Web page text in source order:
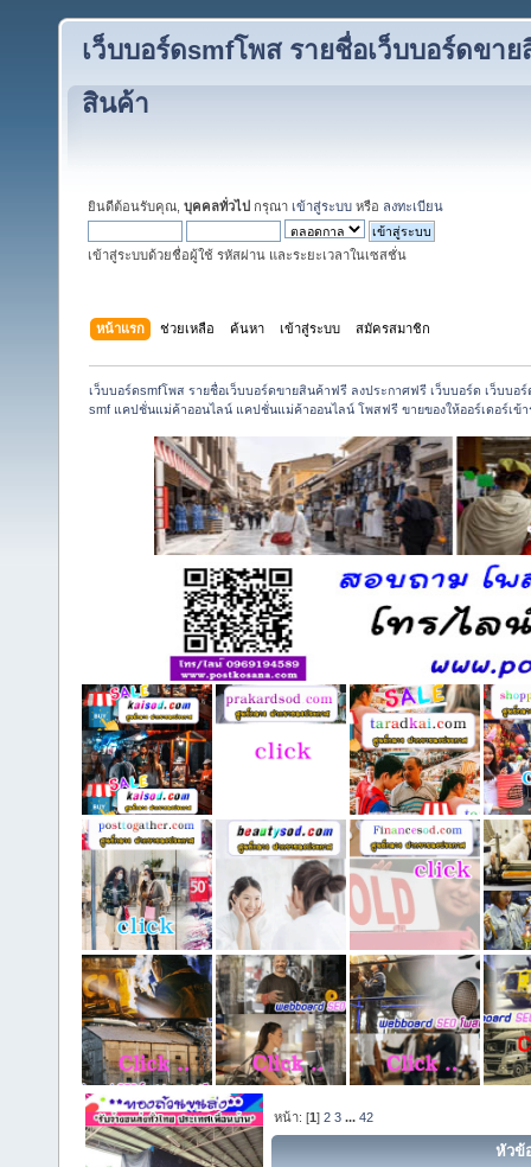
เว็บบอร์ดsmfโพส รายชื่อเว็บบอร์ดขา
สินค้า
ยินดีต้อนรับคุณ, บุคคลทั่วไป กรุณา เข้าสู่ระบบ หรือ ลงทะเบียน
เข้าสู่ระบบด้วยชื่อผู้ใช้ รหัสผ่าน และระยะเวลาในเซสชั่น
หน้าแรก ช่วยเหลือ ค้นหา เข้าสู่ระบบ สมัครสมาชิก
เว็บบอร์ดsmfโพส รายชื่อเว็บบอร์ดขายสินค้าฟรี ลงประกาศฟรี เว็บบอร์ด เว็บบอ
smf แคปชั่นแม่ค้าออนไลน์ แคปชั่นแม่ค้าออนไลน์ โพสฟรี ขายของให้ออร์เดอร์เข้า
หน้า: [1]2 3 ...42
หัวข้